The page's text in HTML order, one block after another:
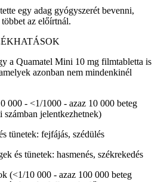
egy adag gyógyszerét bevenni,
az előírtnál.
a Quamatel Mini 10 mg filmtabletta is
azonban nem mindenkinél
000 - <1/1000 - azaz 10 000 beteg
jelentkezhetnek)
tünetek: fejfájás, szédülés
és tünetek: hasmenés, székrekedés
(<1/10 000 - azaz 100 000 beteg